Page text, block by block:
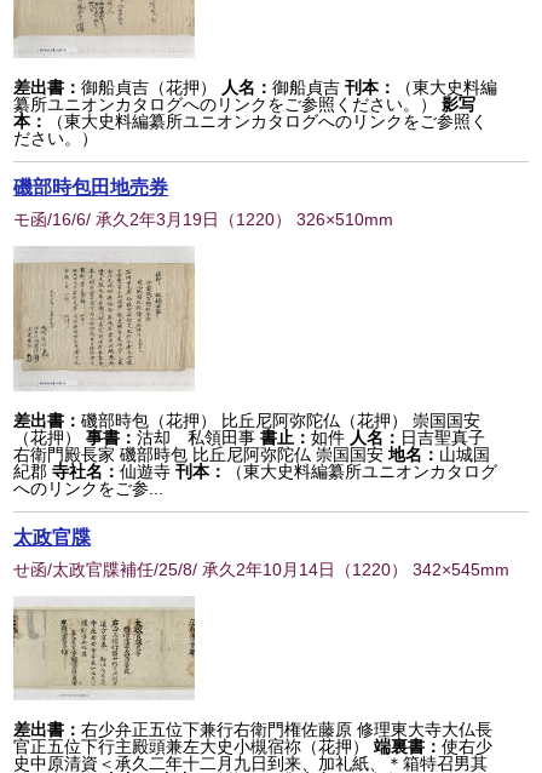
差出書：御船貞吉（花押） 人名：御船貞吉 刊本：
（東大史料編
纂所ユニオンカタログへのリンクをご参照ください。）
影写
本：
（東大史料編纂所ユニオンカタログへのリンクをご参照く
ださい。）
磯部時包田地売券
モ函/16/6/ 承久2年3月19日 （1220） 326×510mm
差出書：磯部時包（花押） 比丘尼阿弥陀仏（花押） 崇国国安
（花押）
事書：沽却 私領田事 書止：如件 人名： 日吉聖真子
右衛門殿長家 磯部時包 比丘尼阿弥陀仏 崇国国安 地名： 山城国
紀郡 寺社名：仙遊寺 刊本：
（東大史料編纂所ユニオンカタログ
へのリンクをご参...
太政官牒
せ函/太政官牒補任/25/8/ 承久2年10月14日 （1220） 342×545mm
差出書：右少弁正五位下兼行右衛門権佐藤原 修理東大寺大仏長
官正五位下行主殿頭兼左大史小槻宿祢（花押）
端裏書：使右少
史中原清資＜承久二年十二月九日到来、加礼紙、＊箱特召男其